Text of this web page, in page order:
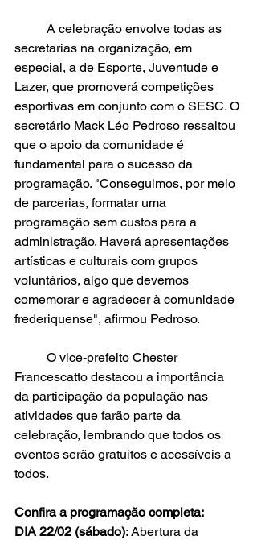
secretarias na organização, em
especial, a de Esporte, Juventude e
Lazer, que promoverá competições
esportivas em conjunto com o SESC. O
secretário Mack Léo Pedroso ressaltou
que o apoio da comunidade é
fundamental para o sucesso da
programação. "Conseguimos, por meio
de parcerias, formatar uma
programação sem custos para a
administração. Haverá apresentações
artísticas e culturais com grupos
voluntários, algo que devemos
comemorar e agradecer à comunidade
frederiquense", afirmou Pedroso.
Francescatto destacou a importância
da participação da população nas
atividades que farão parte da
celebração, lembrando que todos os
eventos serão gratuitos e acessíveis a
todos.
Confira a programação completa:
DIA 22/02 (sábado): Abertura da